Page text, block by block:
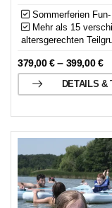
Sommerferien
Mehr als 15
altersgerechten
379,00€– 399,00€
DETAILS &